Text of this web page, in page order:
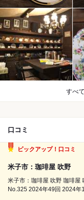
すべ
口コミ
ピックアップ！口コミ
米子市：珈琲屋 吹野
米子市：珈琲屋 吹野 珈琲屋 吹野 （コーヒーヤ フキノ） 珈琲屋 吹野
No.325 2024年49回 2024年12月4回 カフェ、喫茶店 写真 鳥取県米子市